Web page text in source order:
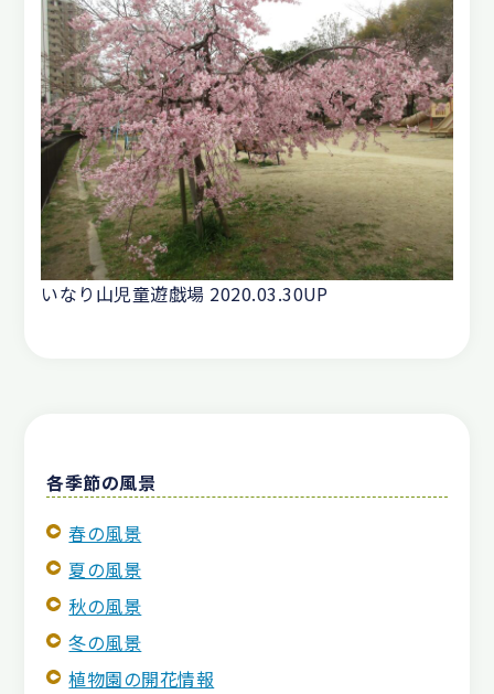
いなり山児童遊戯場 2020.03.30UP
各季節の風景
春の風景
夏の風景
秋の風景
冬の風景
植物園の開花情報